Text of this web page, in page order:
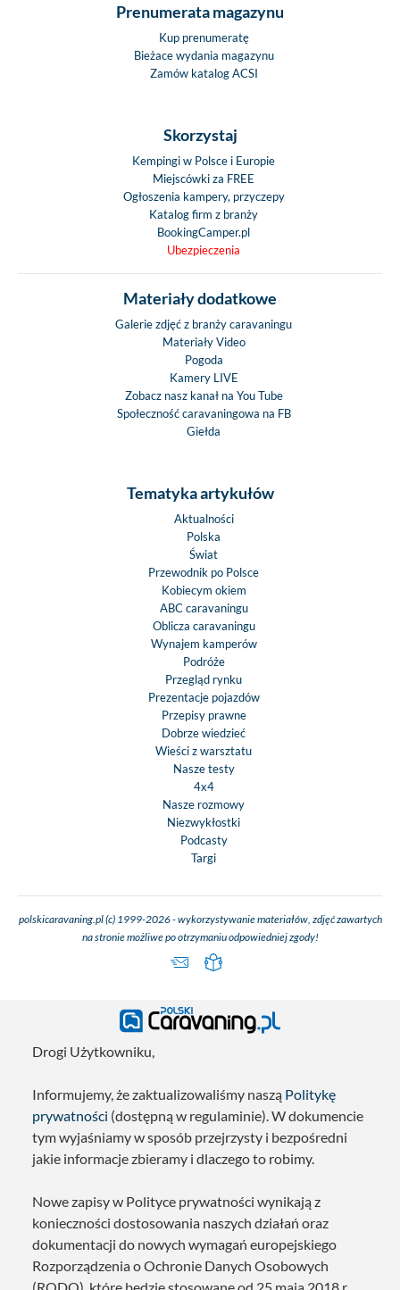
Prenumerata magazynu
Kup prenumeratę
Bieżace wydania magazynu
Zamów katalog ACSI
Skorzystaj
Kempingi w Polsce i Europie
Miejscówki za FREE
Ogłoszenia kampery, przyczepy
Katalog firm z branży
BookingCamper.pl
Ubezpieczenia
Materiały dodatkowe
Galerie zdjęć z branży caravaningu
Materiały Video
Pogoda
Kamery LIVE
Zobacz nasz kanał na You Tube
Społeczność caravaningowa na FB
Giełda
Tematyka artykułów
Aktualności
Polska
Świat
Przewodnik po Polsce
Kobiecym okiem
ABC caravaningu
Oblicza caravaningu
Wynajem kamperów
Podróże
Przegląd rynku
Prezentacje pojazdów
Przepisy prawne
Dobrze wiedzieć
Wieści z warsztatu
Nasze testy
4x4
Nasze rozmowy
Niezwykłostki
Podcasty
Targi
polskicaravaning.pl (c) 1999-2026 - wykorzystywanie materiałów, zdjęć zawartych
na stronie możliwe po otrzymaniu odpowiedniej zgody!
Drogi Użytkowniku,
Informujemy, że zaktualizowaliśmy naszą Politykę
prywatności (dostępną w regulaminie). W dokumencie
tym wyjaśniamy w sposób przejrzysty i bezpośredni
jakie informacje zbieramy i dlaczego to robimy.
Nowe zapisy w Polityce prywatności wynikają z
konieczności dostosowania naszych działań oraz
dokumentacji do nowych wymagań europejskiego
Rozporządzenia o Ochronie Danych Osobowych